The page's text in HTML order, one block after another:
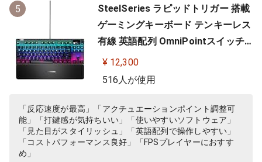
5
SteelSeries ラピッドトリガー 搭載
ゲーミングキーボード テンキーレス
有線 英語配列 OmniPointスイッチ
有機ELディスプレイ搭載 Apex Pro
TKL US 64734 ブラック
¥ 12,300
516人が使用
「反応速度が最高」「アクチュエーションポイント調整可
能」「打鍵感が気持ちいい」「使いやすいソフトウェア」
「見た目がスタイリッシュ」「英語配列で操作しやすい」
「コストパフォーマンス良好」「FPSプレイヤーにおすす
め」